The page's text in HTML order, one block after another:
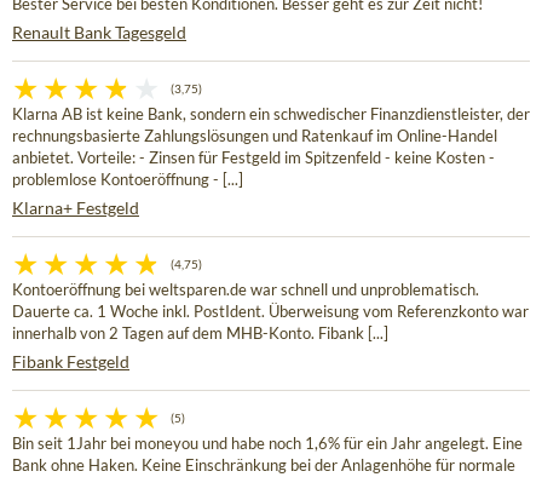
Bester Service bei besten Konditionen. Besser geht es zur Zeit nicht!
Renault Bank Tagesgeld
(3,75)
Klarna AB ist keine Bank, sondern ein schwedischer Finanzdienstleister, der
rechnungsbasierte Zahlungslösungen und Ratenkauf im Online-Handel
anbietet. Vorteile: - Zinsen für Festgeld im Spitzenfeld - keine Kosten -
problemlose Kontoeröffnung - [...]
Klarna+ Festgeld
(4,75)
Kontoeröffnung bei weltsparen.de war schnell und unproblematisch.
Dauerte ca. 1 Woche inkl. PostIdent. Überweisung vom Referenzkonto war
innerhalb von 2 Tagen auf dem MHB-Konto. Fibank [...]
Fibank Festgeld
(5)
Bin seit 1Jahr bei moneyou und habe noch 1,6% für ein Jahr angelegt. Eine
Bank ohne Haken. Keine Einschränkung bei der Anlagenhöhe für normale